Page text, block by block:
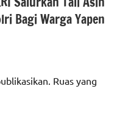
Bagi Warga Yapen
Ruas yang